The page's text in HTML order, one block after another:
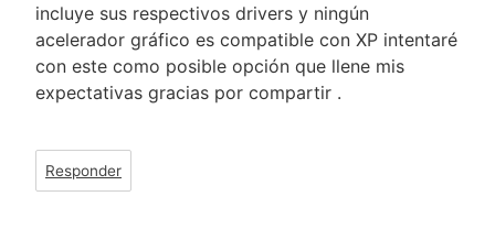
incluye sus respectivos drivers y ningún
acelerador gráfico es compatible con XP intentaré
con este como posible opción que llene mis
expectativas gracias por compartir .
Responder